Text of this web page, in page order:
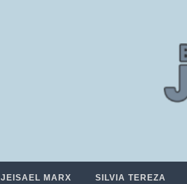
JEISAEL MARX SILVIA TEREZA